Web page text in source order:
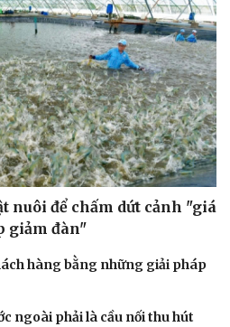
nuôi để chấm dứt cảnh "giá
giảm đàn"
hàng bằng những giải pháp
ngoài phải là cầu nối thu hút